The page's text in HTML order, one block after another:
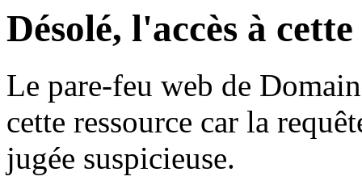
Désolé, l'accès à
Le pare-feu web de
cette ressource car la
jugée suspicieuse.